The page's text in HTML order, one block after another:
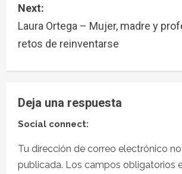
Next:
Laura Ortega – Mujer, madre y
retos de reinventarse
Deja una respuesta
Social connect:
Tu dirección de correo electrónico
publicada. Los campos obligatorios